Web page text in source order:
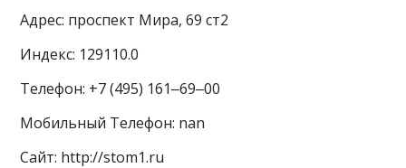
Адрес: проспект Мира, 69 ст2
Индекс: 129110.0
Телефон: +7 (495) 161‒69‒00
Мобильный Телефон: nan
Сайт: http://stom1.ru